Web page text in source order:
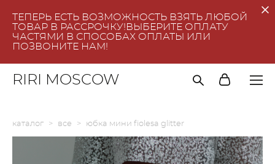
ТЕПЕРЬ ЕСТЬ ВОЗМОЖНОСТЬ ВЗЯТЬ ЛЮБОЙ
ТОВАР В РАССРОЧКУ!ВЫБЕРИТЕ ОПЛАТУ
ЧАСТЯМИ В СПОСОБАХ ОПЛАТЫ ИЛИ
ПОЗВОНИТЕ НАМ!
RIRI MOSCOW
каталог > все > юбка мини fiolesa glitter